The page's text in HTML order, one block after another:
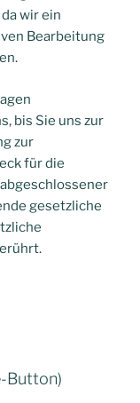
da wir ein
Bearbeitung
bis Sie uns zur
zur
für die
gesetzliche
Button)